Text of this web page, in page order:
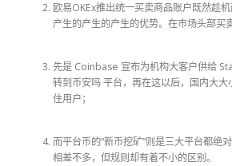
欧易OKEx推出统一买卖商品账户既然趁
产生的产生的产生的优势。在市场头部买
先是 Coinbase 宣布为机构大客户供给
转到币安吗 平台，再在这以后，国内大
住用户；
而平台币的“新币挖矿”则是三大平台都绝
相差不多，但规则却有着不小的区别。